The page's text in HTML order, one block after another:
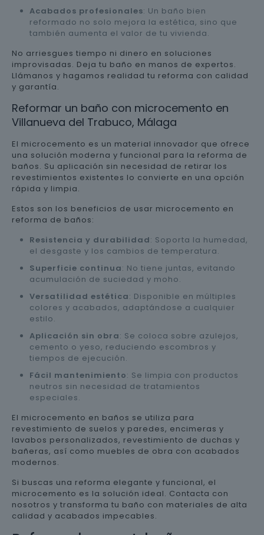
Acabados profesionales: Un baño bien
reformado no solo mejora la estética, sino que
también aumenta el valor de tu vivienda.
No arriesgues tiempo ni dinero en soluciones
improvisadas. Deja tu baño en manos de expertos.
Llámanos y hagamos realidad tu reforma con calidad
y garantía.
Reformar un baño con microcemento en
Villanueva del Trabuco, Málaga
El microcemento es un material innovador que ofrece
una solución moderna y funcional para la reforma de
baños. Su aplicación sin necesidad de retirar los
revestimientos existentes lo convierte en una opción
rápida y limpia.
Estos son los beneficios de usar microcemento en
reforma de baños:
Resistencia y durabilidad: Soporta la humedad,
el desgaste y los cambios de temperatura.
Superficie continua: No tiene juntas, evitando
acumulación de suciedad y moho.
Versatilidad estética: Disponible en múltiples
colores y acabados, adaptándose a cualquier
estilo.
Aplicación sin obra: Se coloca sobre azulejos,
cemento o yeso, reduciendo escombros y
tiempos de ejecución.
Fácil mantenimiento: Se limpia con productos
neutros sin necesidad de tratamientos
especiales.
El microcemento en baños se utiliza para
revestimiento de suelos y paredes, encimeras y
lavabos personalizados, revestimiento de duchas y
bañeras, así como muebles de obra con acabados
modernos.
Si buscas una reforma elegante y funcional, el
microcemento es la solución ideal. Contacta con
nosotros y transforma tu baño con materiales de alta
calidad y acabados impecables.